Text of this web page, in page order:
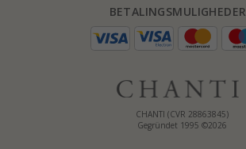
CHANTI (CVR 28863845)
Gegründet 1995 ©2026
BETALINGSMULIGHEDER